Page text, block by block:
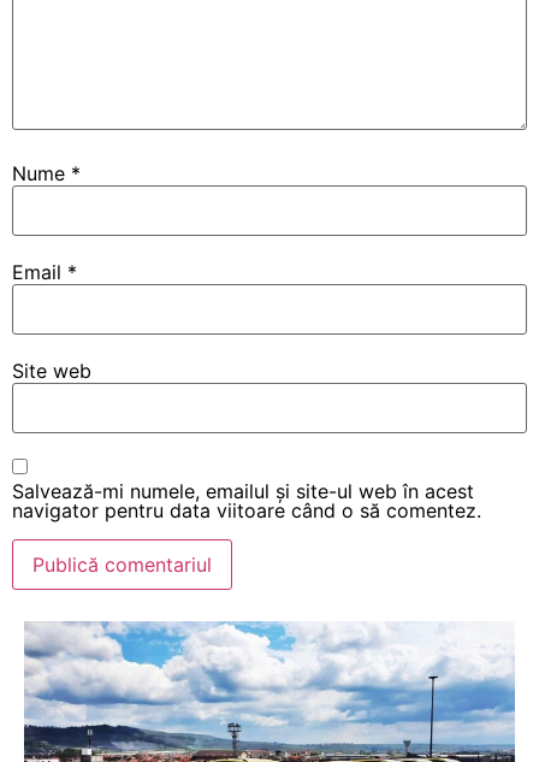
Nume *
Email *
Site web
Salvează-mi numele, emailul și site-ul web în acest
navigator pentru data viitoare când o să comentez.